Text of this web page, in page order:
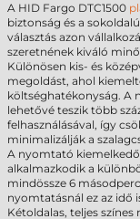
A HID Fargo DTC1500
biztonság és a
választás azon
szeretnének kiváló
Különösen kis- és
megoldást, ahol
költséghatékonyság. A
lehetővé teszik több
felhasználásával, így
minimalizálják a
A nyomtató
alkalmazkodik a
mindössze 6
nyomtatásnál ez az idő
Kétoldalas, teljes